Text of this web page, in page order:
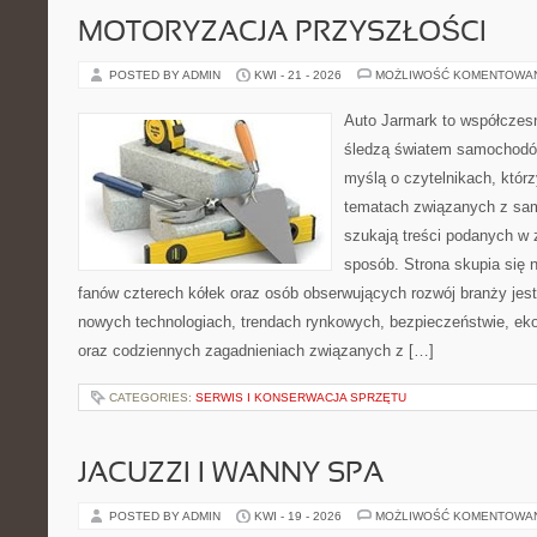
MOTORYZACJA PRZYSZŁOŚCI
POSTED BY ADMIN KWI - 21 - 2026 MOŻLIWOŚĆ
Auto Jarmark to
śledzą światem
myślą o czytelnikach,
tematach związanych z
szukają treści podanych w
sposób. Strona skupia się
fanów czterech kółek oraz osób obserwujących rozwój branży
nowych technologiach, trendach rynkowych, bezpieczeństwie,
oraz codziennych zagadnieniach związanych z […]
CATEGORIES: SERWIS I KONSERWACJA SPRZĘTU
JACUZZI I WANNY SPA
POSTED BY ADMIN KWI - 19 - 2026 MOŻLIWOŚĆ